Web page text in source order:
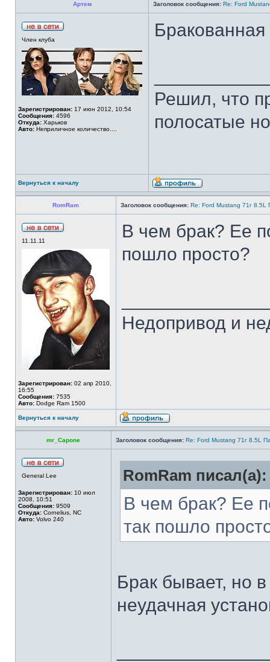
Артем Заголовок сообщения: Re: Ford
Член клуба
Зарегистрирован: 17 июн 2012, 10:54
Сообщения: 4596
Откуда: Харьков
Авто: Неприличное количество....
Решил, что
полосатые
Вернуться к началу
RomRam Заголовок сообщения: Re: Ford Mustang 71г 8.5L
11.11.11
Зарегистрирован: 02 апр 2010,
16:55
Сообщения: 7535
Авто: Dodge Ram 1500
В чем брак? Ее
пошло просто?
Недопривод и
Вернуться к началу
mr_Capone Заголовок сообщения: Re: Ford Mustang 71г 8.5L
General Lee
Зарегистрирован: 10 июл
2008, 10:51
Сообщения: 9509
Откуда: Cornelius, NC
Авто: Volvo 240
RomRam писал(а):
В чем брак? Ее
так пошло
Брак бывает, но
неудачная